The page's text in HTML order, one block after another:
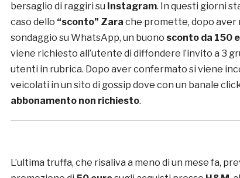
bersaglio di raggiri su Instagram. In questi giorni
caso dello “sconto” Zara che promette, dopo aver
sondaggio su WhatsApp, un buono sconto da 150
viene richiesto all’utente di diffondere l’invito a 3
utenti in rubrica. Dopo aver confermato si viene
veicolati in un sito di gossip dove con un banale
abbonamento non richiesto.
L’ultima truffa, che risaliva a meno di un mese fa,